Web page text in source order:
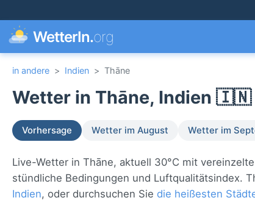
WetterIn.org
in andere > Indien > Thāne
Wetter in Thāne, Indien 🇮🇳
Vorhersage Wetter im August Wetter im
Live-Wetter in Thāne, aktuell 30°C mit
stündliche Bedingungen und Luftqualitätsindex.
Indien, oder durchsuchen Sie die heißesten